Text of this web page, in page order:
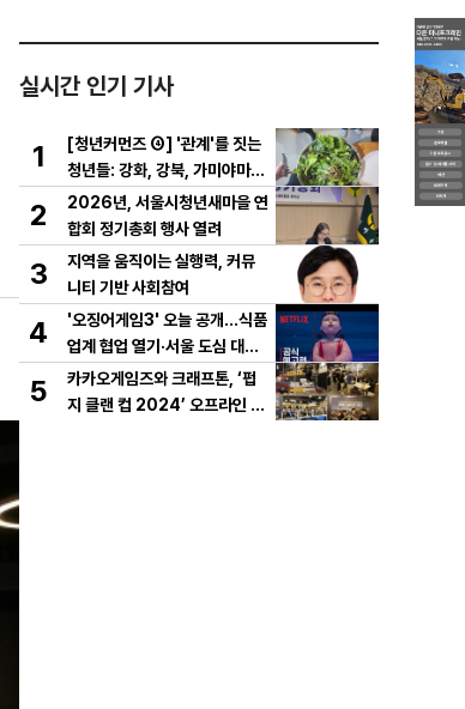
실시간 인기 기사
1
[청년커먼즈 ④] '관계'를 짓는
청년들: 강화, 강북, 가미야마의
실험
2
2026년, 서울시청년새마을 연
합회 정기총회 행사 열려
3
지역을 움직이는 실행력, 커뮤
니티 기반 사회참여
4
'오징어게임3' 오늘 공개…식품
업계 협업 열기·서울 도심 대규
모 퍼레이드
5
카카오게임즈와 크래프톤, ‘펍
지 클랜 컵 2024’ 오프라인 결